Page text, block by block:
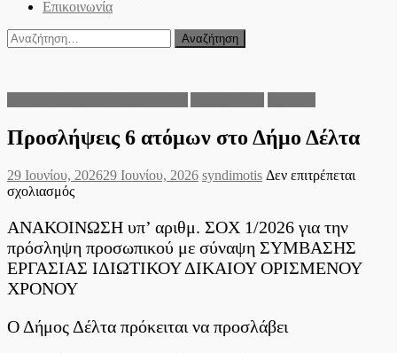
Επικοινωνία
Αναζήτηση
για:
Προσλήψεις 6 ατόμων στο Δήμο Δέλτα
Posted
on
29 Ιουνίου, 202629 Ιουνίου, 2026 Author
syndimotis Δεν επιτρέπεται
σχολιασμόςστο
6
ατόμων
στο
Δήμο
Δέλτα
ΑΝΑΚΟΙΝΩΣΗ υπ’ αριθμ. ΣΟΧ 1/2026 για την
πρόσληψη προσωπικού με σύναψη ΣΥΜΒΑΣΗΣ
ΕΡΓΑΣΙΑΣ ΙΔΙΩΤΙΚΟΥ ΔΙΚΑΙΟΥ ΟΡΙΣΜΕΝΟΥ
ΧΡΟΝΟΥ
Ο Δήμος Δέλτα πρόκειται να προσλάβει